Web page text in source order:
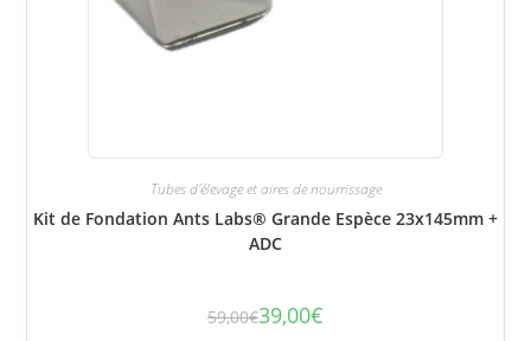
Tubes d'élevage et aires de nourrissage
Kit de Fondation Ants Labs® Grande Espèce 23x145mm +
ADC
59,00€ Le
39,00€
Le